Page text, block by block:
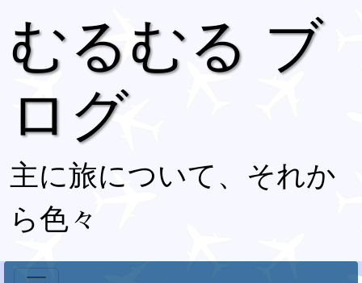
むるむる ブ
ログ
主に旅について、それか
ら色々